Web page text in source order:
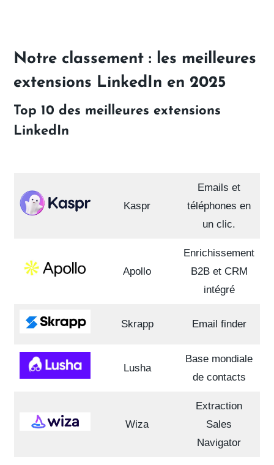
Notre classement : les meilleures
extensions LinkedIn en 2025
Top 10 des meilleures extensions
LinkedIn
Kaspr
Emails et
téléphones en
un clic.
Apollo
Enrichissement
B2B et CRM
intégré
Skrapp Email finder
Lusha
Base mondiale
de contacts
Wiza
Extraction
Sales
Navigator